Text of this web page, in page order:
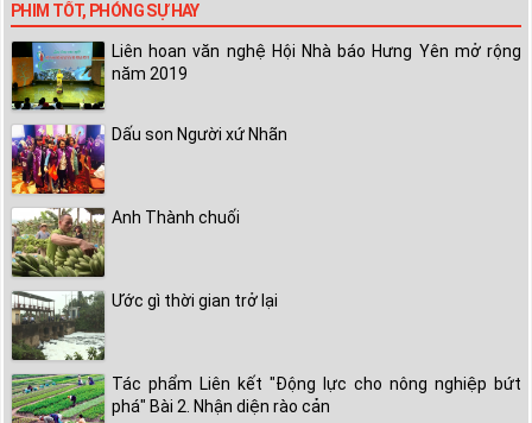
PHIM TỐT, PHÓNG SỰ HAY
Liên hoan văn nghệ Hội Nhà báo Hưng Yên mở rộng
năm 2019
Dấu son Người xứ Nhãn
Anh Thành chuối
Ước gì thời gian trở lại
Tác phẩm Liên kết "Động lực cho nông nghiệp bứt
phá" Bài 2. Nhận diện rào cản